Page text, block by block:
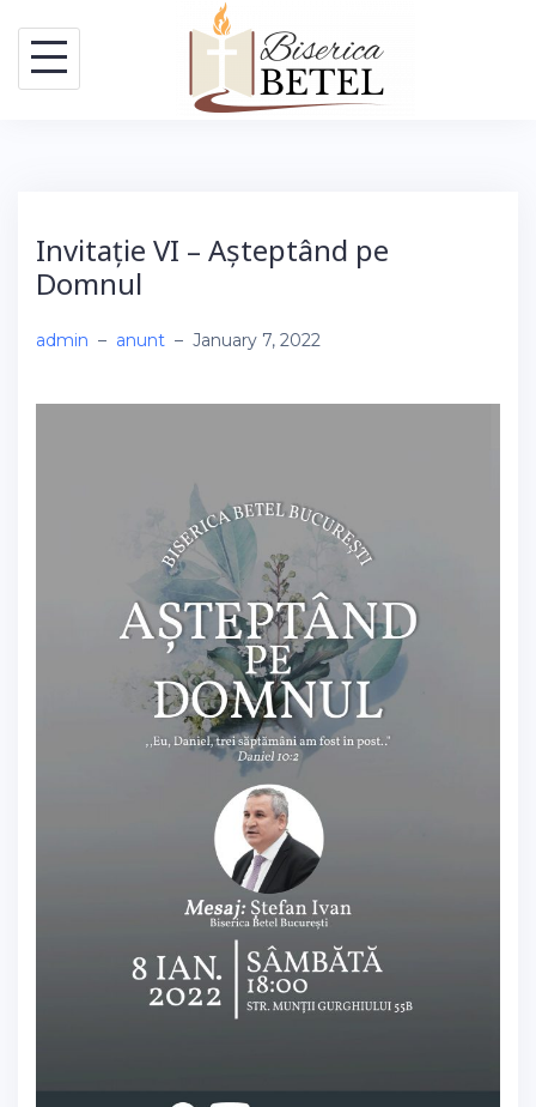
content
Invitație VI – Așteptând pe
Domnul
admin – anunt – January 7, 2022